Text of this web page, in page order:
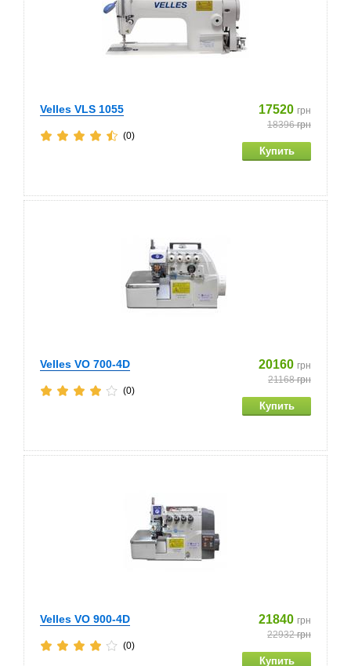
Velles VLS 1055 17520 грн
18396грн
(0)
Velles VO 700-4D 20160 грн
21168грн
(0)
Velles VO 900-4D 21840 грн
22932грн
(0)